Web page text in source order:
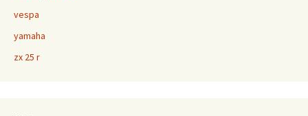
vespa
yamaha
zx 25 r